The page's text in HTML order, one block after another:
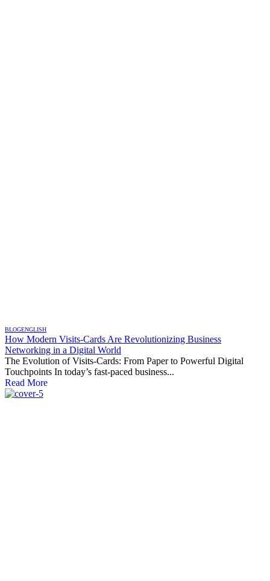
BLOGENGLISH
How Modern Visits-Cards Are Revolutionizing Business
Networking in a Digital World
The Evolution of Visits-Cards: From Paper to Powerful Digital
Touchpoints In today’s fast-paced business...
Read More